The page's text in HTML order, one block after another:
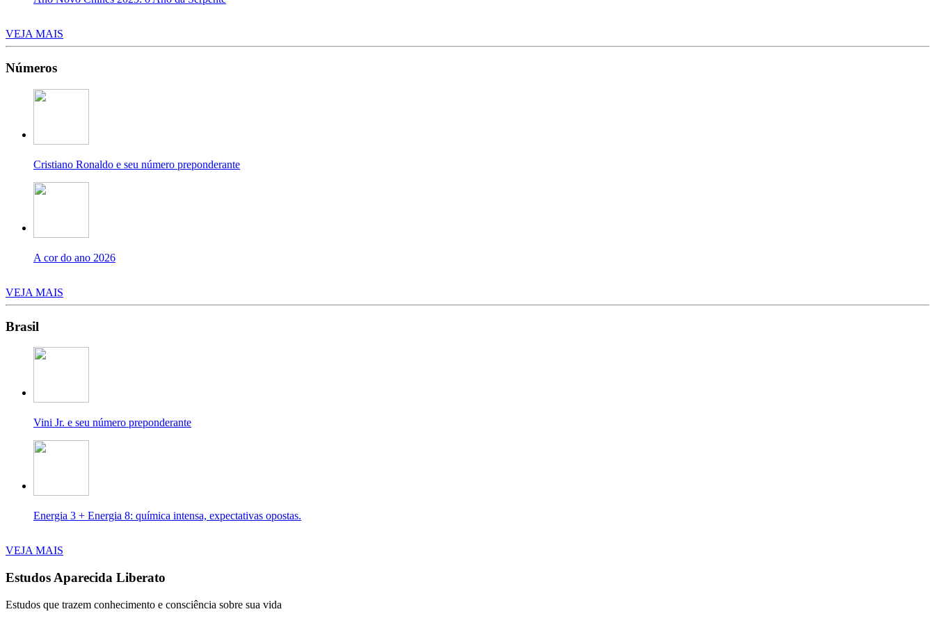
VEJA MAIS
Números
Cristiano Ronaldo e seu número preponderante
A cor do ano 2026
VEJA MAIS
Brasil
Vini Jr. e seu número preponderante
Energia 3 + Energia 8: química intensa, expectativas opostas.
VEJA MAIS
Estudos Aparecida Liberato
Estudos que trazem conhecimento e consciência sobre sua vida